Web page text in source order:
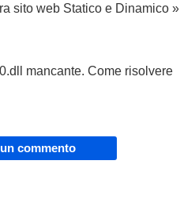
sito web Statico e Dinamico »
mancante. Come risolvere
commento